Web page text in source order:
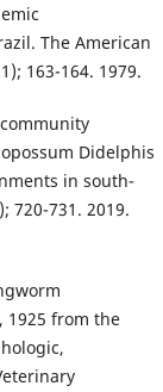
The American
163-164. 1979.
Didelphis
in south-
720-731. 2019.
1925 from the